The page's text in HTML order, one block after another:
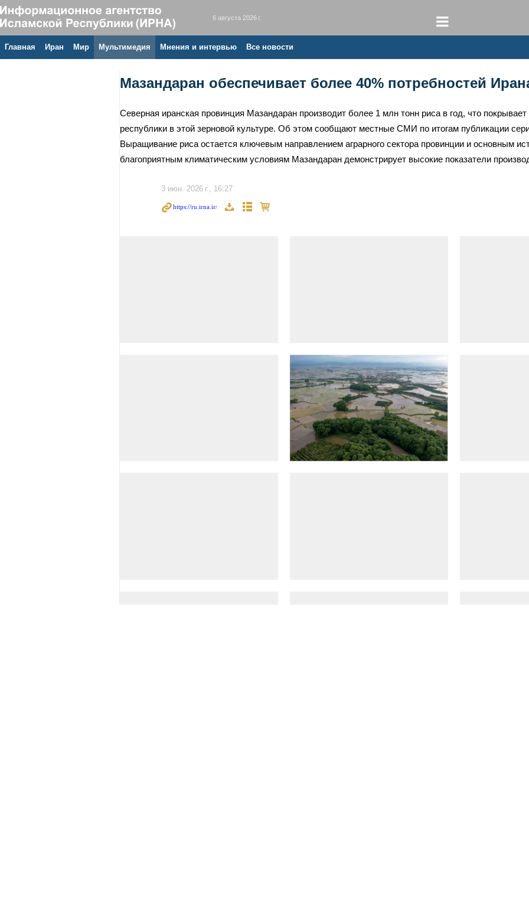
6 августа 2026 г.
Главная Иран Мир Мультимедия Мнения и интервью Все новости
Мазандаран обеспечивает более 40% потребностей
Северная иранская провинция Мазандаран производит более 1 млн тонн риса в год, что
республики в этой зерновой культуре. Об этом сообщают местные СМИ по итогам публикации
Выращивание риса остается ключевым направлением аграрного сектора провинции и основным
благоприятным климатическим условиям Мазандаран демонстрирует высокие показатели
3 июн. 2026 г., 16:27